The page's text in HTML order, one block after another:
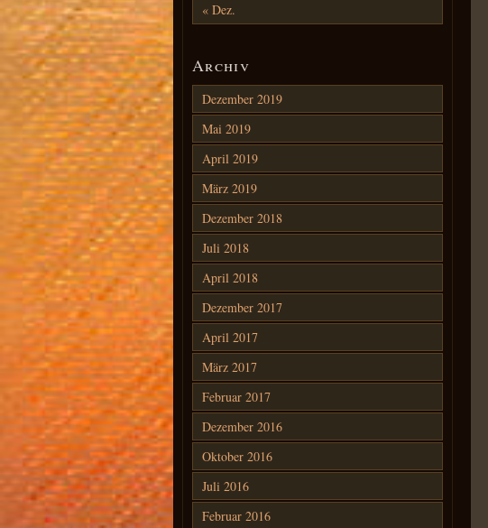
« Dez.
Archiv
Dezember 2019
Mai 2019
April 2019
März 2019
Dezember 2018
Juli 2018
April 2018
Dezember 2017
April 2017
März 2017
Februar 2017
Dezember 2016
Oktober 2016
Juli 2016
Februar 2016